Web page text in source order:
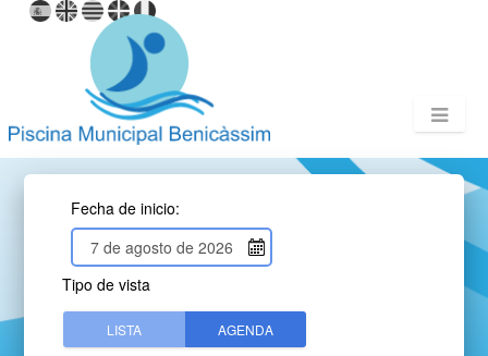
Fecha de inicio:
Tipo de vista
LISTA AGENDA